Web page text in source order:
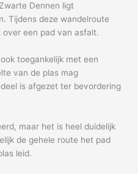
Dennen ligt
Tijdens deze wandelroute
over een pad van asfalt.
toegankelijk met een
van de plas mag
is afgezet ter bevordering
maar het is heel duidelijk
de gehele route het pad
leid.